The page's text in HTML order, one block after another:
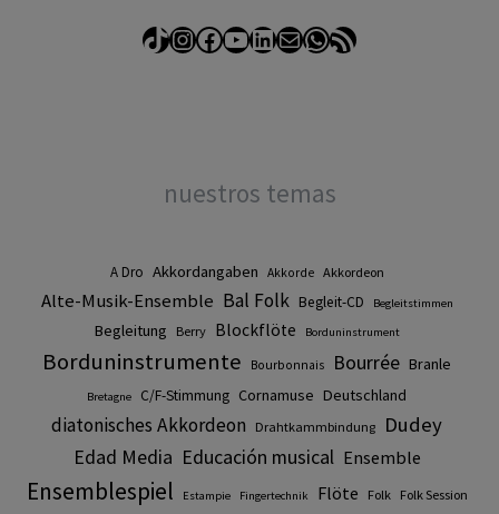
TikTok
Instagram
Facebook
YouTube
LinkedIn
Correo electrónico
WhatsApp
Feed RSS
nuestros temas
A Dro Akkordangaben Akkorde Akkordeon
Alte-Musik-Ensemble Bal Folk Begleit-CD Begleitstimmen
Begleitung Berry Blockflöte Borduninstrument
Borduninstrumente Bourbonnais Bourrée Branle
Bretagne C/F-Stimmung Cornamuse Deutschland
diatonisches Akkordeon Drahtkammbindung
Dudey
Edad Media Educación musical Ensemble
Ensemblespiel Estampie Fingertechnik Flöte Folk Folk Session